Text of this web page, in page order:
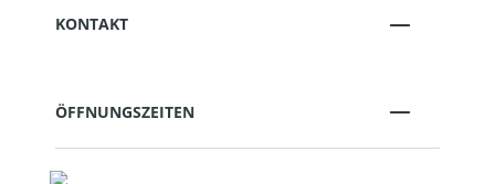
KONTAKT
ÖFFNUNGSZEITEN